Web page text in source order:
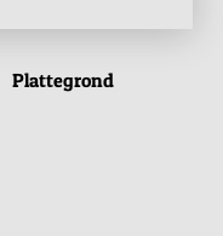
Plattegrond